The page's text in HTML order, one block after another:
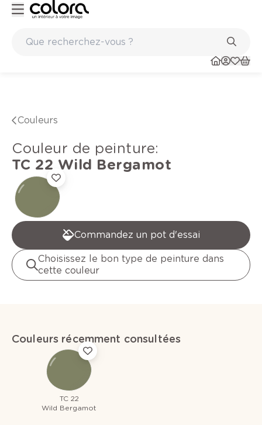
Couleurs
Couleur de peinture:
TC 22 Wild Bergamot
Commandez un pot d'essai
Choisissez le bon type de peinture dans
cette couleur
Couleurs récemment consultées
TC 22
Wild Bergamot